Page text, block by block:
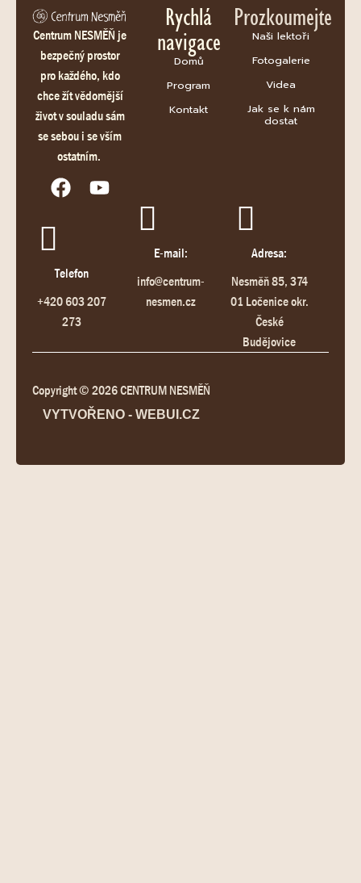
Centrum NESMĚŇ je
bezpečný prostor
pro každého, kdo
chce žít vědomější
život v souladu sám
se sebou i se vším
ostatním.
Rychlá
navigace
Domů
Program
Kontakt
Prozkoumejte
Naši lektoři
Fotogalerie
Videa
Jak se k nám
dostat
Telefon
+420 603 207
273
E-mail:
info@centrum-
nesmen.cz
Adresa:
Nesměň 85, 374
01 Ločenice okr.
České
Budějovice
Copyright © 2026 CENTRUM NESMĚŇ
VYTVOŘENO - WEBUI.CZ